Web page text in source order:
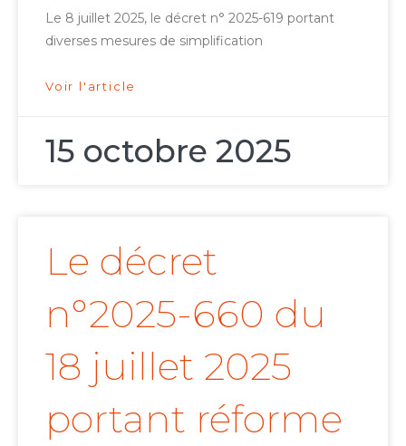
Le 8 juillet 2025, le décret n° 2025-619 portant
diverses mesures de simplification
Voir l'article
15 octobre 2025
Le décret
n°2025-660 du
18 juillet 2025
portant réforme